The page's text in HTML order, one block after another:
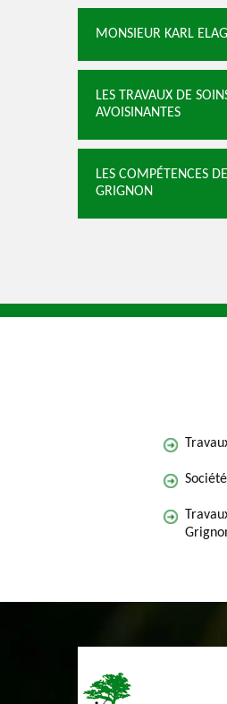
MONSIEUR KARL
LES TRAVAUX DE
AVOISINANTES
LES COMPÉTENCES
GRIGNON